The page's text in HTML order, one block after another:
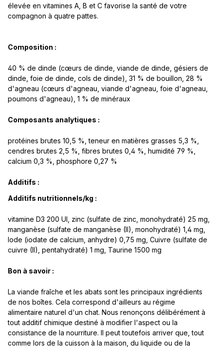
élevée en vitamines A, B et C favorise la santé de votre
compagnon à quatre pattes.
Composition :
40 % de dinde (cœurs de dinde, viande de dinde, gésiers de
dinde, foie de dinde, cols de dinde), 31 % de bouillon, 28 %
d'agneau (cœurs d'agneau, viande d'agneau, foie d'agneau,
poumons d'agneau), 1 % de minéraux
Composants analytiques :
protéines brutes 10,5 %, teneur en matières grasses 5,3 %,
cendres brutes 2,5 %, fibres brutes 0,4 %, humidité 79 %,
calcium 0,3 %, phosphore 0,27 %
Additifs :
Additifs nutritionnels/kg :
vitamine D3 200 UI, zinc (sulfate de zinc, monohydraté) 25 mg,
manganèse (sulfate de manganèse (II), monohydraté) 1,4 mg,
Iode (iodate de calcium, anhydre) 0,75 mg, Cuivre (sulfate de
cuivre (II), pentahydraté) 1 mg, Taurine 1500 mg
Bon à savoir :
La viande fraîche et les abats sont les principaux ingrédients
de nos boîtes. Cela correspond d'ailleurs au régime
alimentaire naturel d'un chat. Nous renonçons délibérément à
tout additif chimique destiné à modifier l'aspect ou la
consistance de la nourriture. Il peut toutefois arriver que, tout
comme lors de la cuisson à la maison, du liquide ou de la